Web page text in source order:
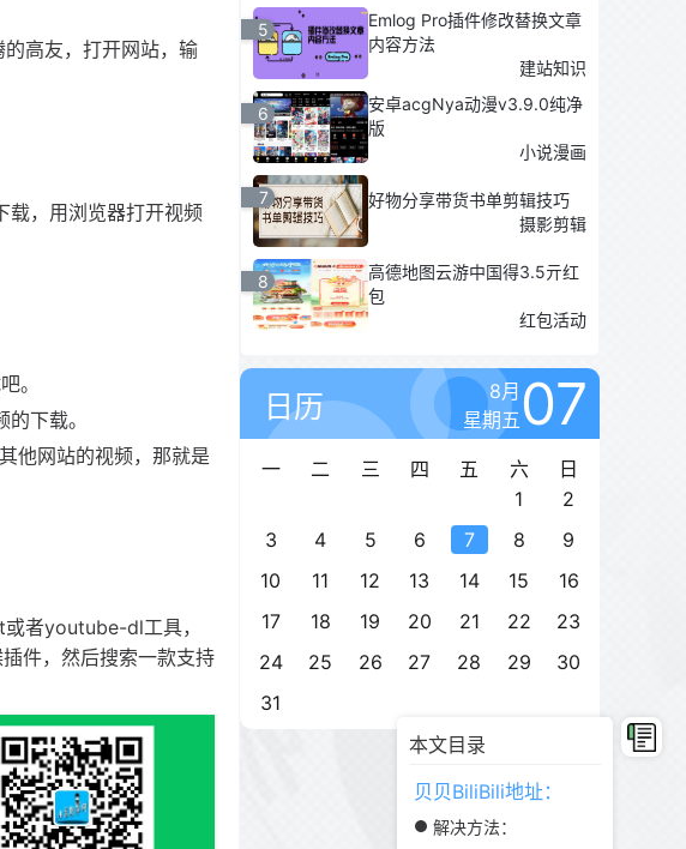
本文目录
贝贝BiliBili地址：
解决方法：
高友，打开网站，输
载，用浏览器打开视频
。
下载。
他网站的视频，那就是
者youtube-dl工具，
件，然后搜索一款支持
5
Emlog Pro插件修改替换文章
内容方法
建站知识
6
安卓acgNya动漫v3.9.0纯净
版
小说漫画
7
好物分享带货书单剪辑技巧
摄影剪辑
8
高德地图云游中国得3.5亓红
包
红包活动
日历
8月
星期五 07
一 二 三 四 五 六
日
1
2
3
4 5 6 7 8
9
10
11 12 13 14 15
16
17
18 19 20 21 22
23
24
25 26 27 28 29
30
31